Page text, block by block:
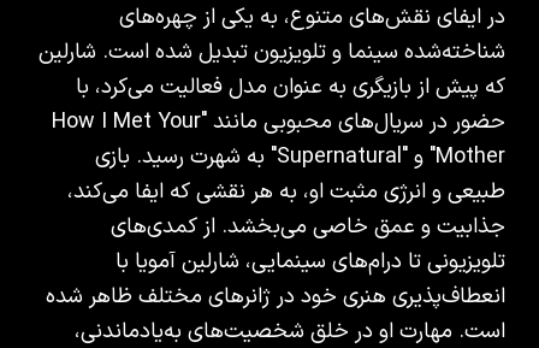
در ایفای نقش‌های متنوع، به یکی از چهره‌های
شناخته‌شده سینما و تلویزیون تبدیل شده است. شارلین
که پیش از بازیگری به عنوان مدل فعالیت می‌کرد، با
حضور در سریال‌های محبوبی مانند "How I Met Your
Mother" و "Supernatural" به شهرت رسید. بازی
طبیعی و انرژی مثبت او، به هر نقشی که ایفا می‌کند،
جذابیت و عمق خاصی می‌بخشد. از کمدی‌های
تلویزیونی تا درام‌های سینمایی، شارلین آمویا با
انعطاف‌پذیری هنری خود در ژانرهای مختلف ظاهر شده
است. مهارت او در خلق شخصیت‌های به‌یادماندنی،